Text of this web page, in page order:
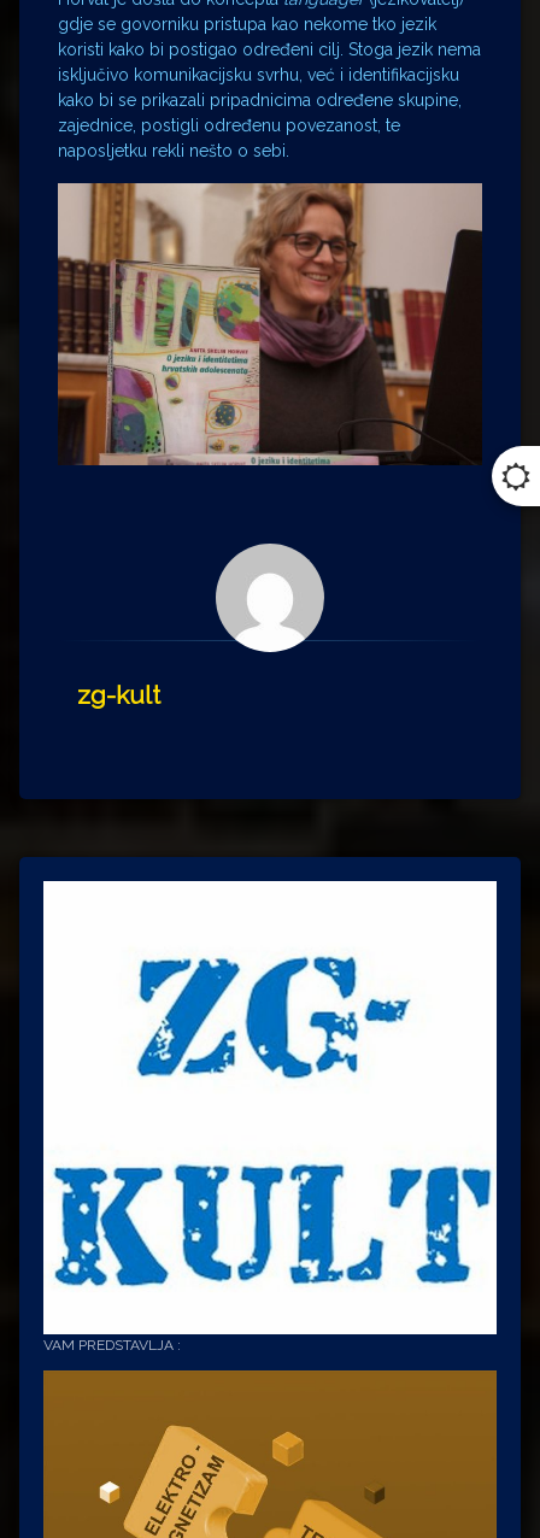
gdje se govorniku pristupa kao nekome tko jezik
koristi kako bi postigao određeni cilj. Stoga jezik nema
isključivo komunikacijsku svrhu, već i identifikacijsku
kako bi se prikazali pripadnicima određene skupine,
zajednice, postigli određenu povezanost, te
naposljetku rekli nešto o sebi.
zg-kult
VAM PREDSTAVLJA :